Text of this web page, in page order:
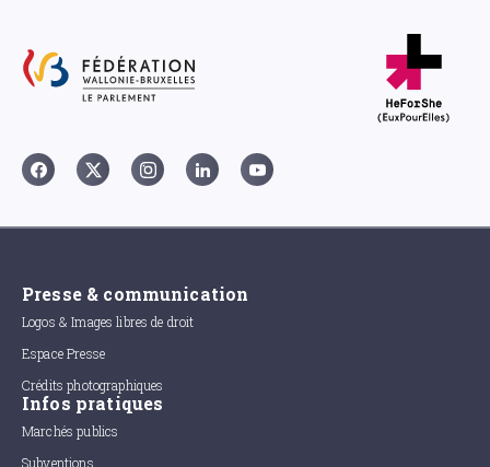
Presse & communication
Logos & Images libres de droit
Espace Presse
Crédits photographiques
Infos pratiques
Marchés publics
Subventions